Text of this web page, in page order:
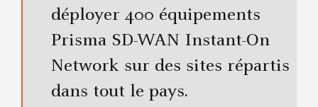
déployer 400 équipements
Prisma SD-WAN Instant-On
Network sur des sites répartis
dans tout le pays.